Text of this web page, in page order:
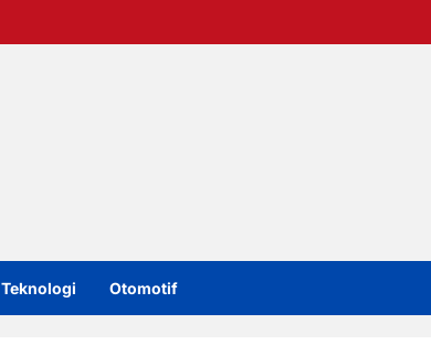
Teknologi Otomotif